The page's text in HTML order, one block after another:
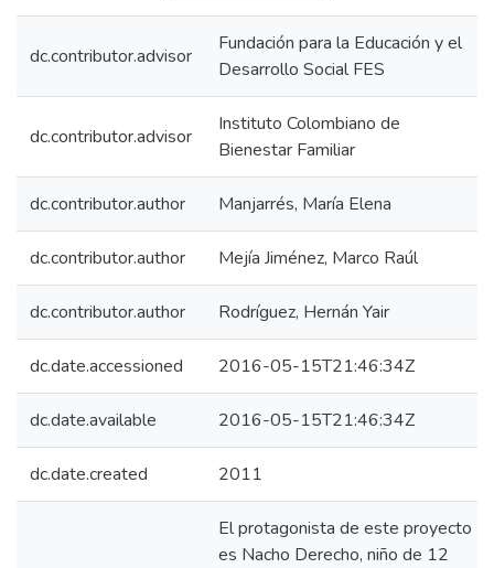
dc.contributor.advisor
Fundación para la Educación y el
Desarrollo Social FES
dc.contributor.advisor
Instituto Colombiano de
Bienestar Familiar
dc.contributor.author Manjarrés, María Elena
dc.contributor.author Mejía Jiménez, Marco Raúl
dc.contributor.author Rodríguez, Hernán Yair
dc.date.accessioned 2016-05-15T21:46:34Z
dc.date.available 2016-05-15T21:46:34Z
dc.date.created 2011
El protagonista de este proyecto
es Nacho Derecho, niño de 12